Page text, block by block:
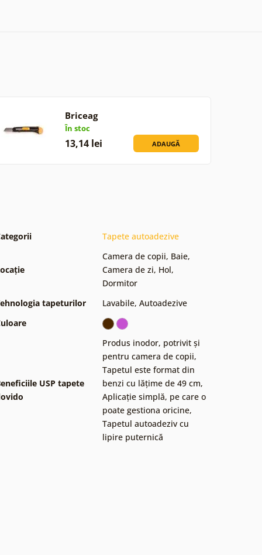
Briceag
În stoc
13,14 lei ADAUGĂ
Tapete autoadezive
Camera de copii, Baie,
Camera de zi, Hol,
Dormitor
tapeturilor
Lavabile, Autoadezive
USP tapete
Produs inodor, potrivit și
pentru camera de copii,
Tapetul este format din
benzi cu lățime de 49 cm,
Aplicație simplă, pe care o
poate gestiona oricine,
Tapetul autoadeziv cu
lipire puternică